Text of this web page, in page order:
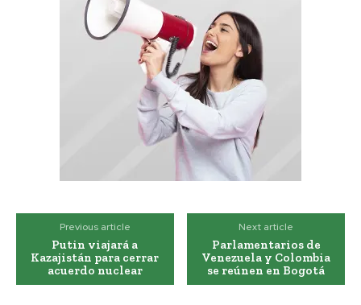
Previous article
Putin viajará a
Kazajistán para cerrar
acuerdo nuclear
Next article
Parlamentarios de
Venezuela y Colombia
se reúnen en Bogotá